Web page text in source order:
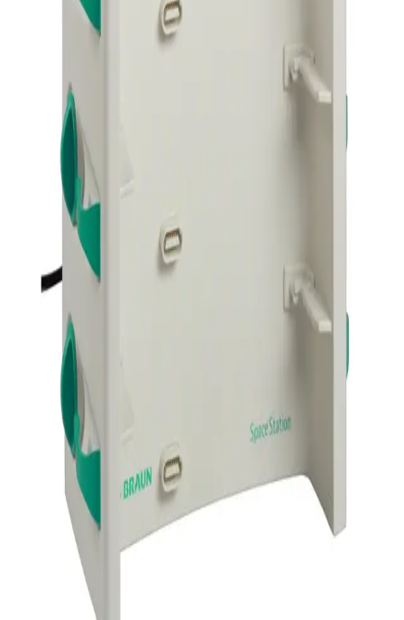
SPACESTATION
Thêm vào phần giỏ hàng
Spare Parts
Thông số kỹ thuật